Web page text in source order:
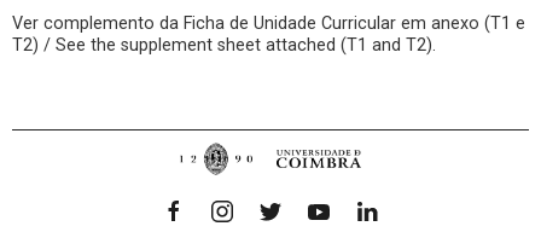
Ver complemento da Ficha de Unidade Curricular em anexo (T1 e
T2) / See the supplement sheet attached (T1 and T2).